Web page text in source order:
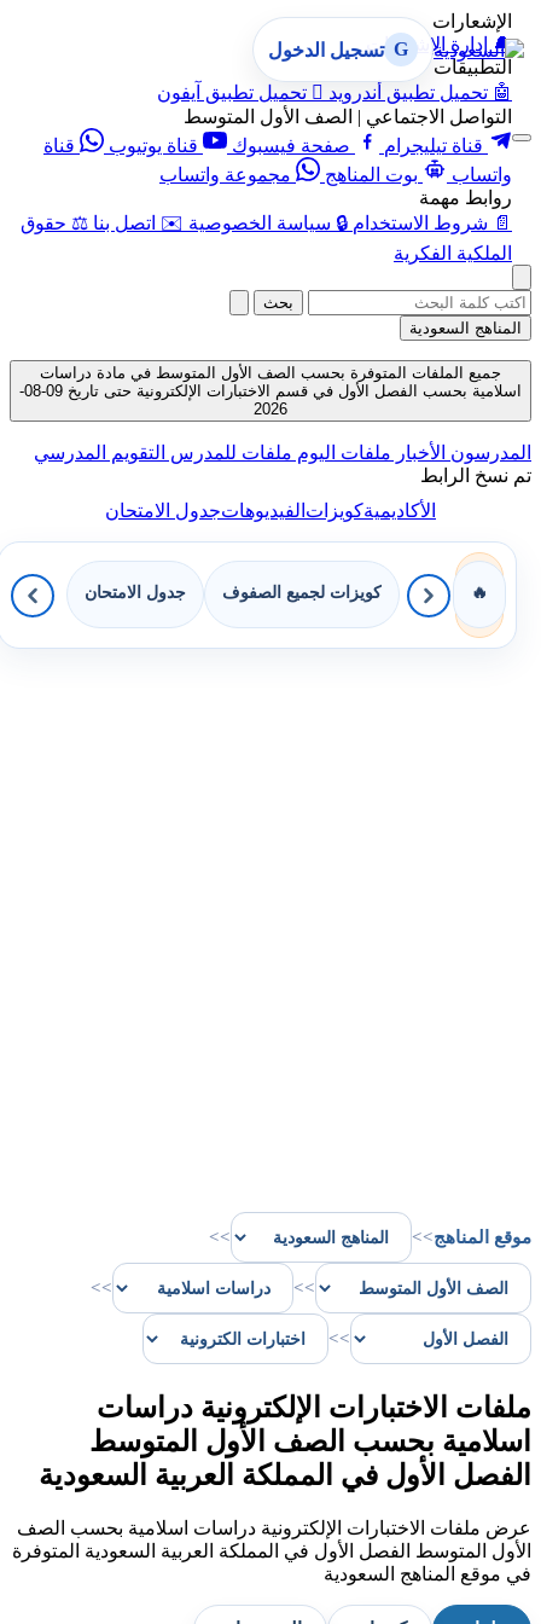
الإشعارات
🔔 إدارة الإشعارات
التطبيقات
🤖 تحميل تطبيق أندرويد  تحميل تطبيق آيفون
التواصل الاجتماعي | الصف الأول المتوسط
قناة تيليجرام
صفحة فيسبوك قناة يوتيوب
قناة
واتساب
بوت المناهج
مجموعة واتساب
روابط مهمة
📄 شروط الاستخدام 🔒 سياسة الخصوصية ✉️ اتصل بنا ⚖️ حقوق
الملكية الفكرية
G تسجيل الدخول
بحث
المناهج السعودية
جميع الملفات المتوفرة بحسب الصف الأول المتوسط في مادة دراسات
اسلامية بحسب الفصل الأول في قسم الاختبارات الإلكترونية حتى تاريخ 09-08-
2026
المدرسون الأخبار ملفات اليوم ملفات للمدرس التقويم المدرسي
تم نسخ الرابط
الأكاديميةكويزاتالفيديوهاتجدول الامتحان
🔥 كويزات لجميع الصفوف جدول الامتحان
موقع المناهج>>
>>
>>
>>
>>
ملفات الاختبارات الإلكترونية دراسات
اسلامية بحسب الصف الأول المتوسط
الفصل الأول في المملكة العربية السعودية
عرض ملفات الاختبارات الإلكترونية دراسات اسلامية بحسب الصف
الأول المتوسط الفصل الأول في المملكة العربية السعودية المتوفرة
في موقع المناهج السعودية